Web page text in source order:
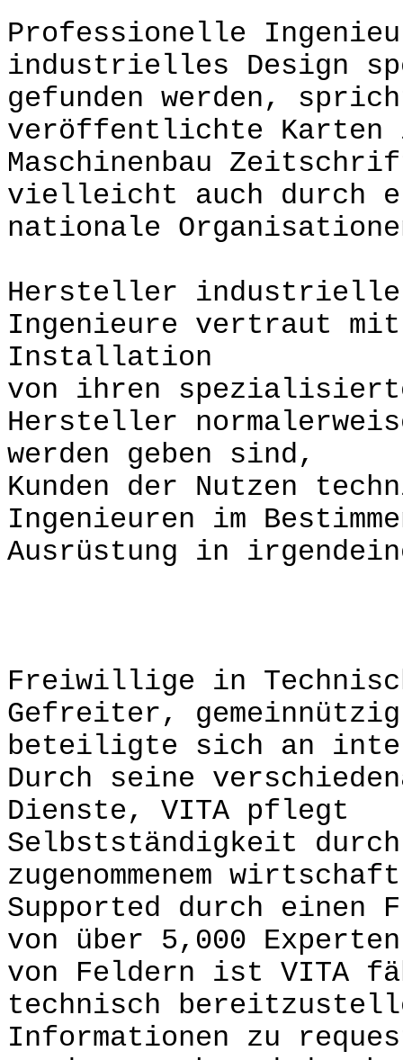
Professionelle
industrielles Design
gefunden werden,
veröffentlichte Karten
Maschinenbau
vielleicht auch durch
nationale
Hersteller industrieller
Ingenieure vertraut mit
Installation
von ihren
Hersteller
werden geben sind,
Kunden der Nutzen
Ingenieuren im
Ausrüstung in
Freiwillige in
Gefreiter,
beteiligte sich an
Durch seine
Dienste, VITA pflegt
Selbstständigkeit
zugenommenem
Supported durch
von über 5,000
von Feldern ist VITA
technisch
Informationen zu